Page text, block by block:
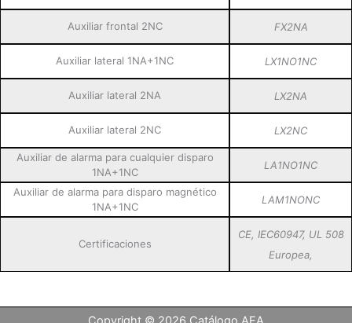
Auxiliar frontal 2NC FX2NA
Auxiliar lateral 1NA+1NC LX1NO1NC
Auxiliar lateral 2NA LX2NA
Auxiliar lateral 2NC LX2NC
Auxiliar de alarma para cualquier disparo
1NA+1NC
LA1NO1NC
Auxiliar de alarma para disparo magnético
1NA+1NC
LAM1NONC
Certificaciones
CE, IEC60947, UL 508
Europea,